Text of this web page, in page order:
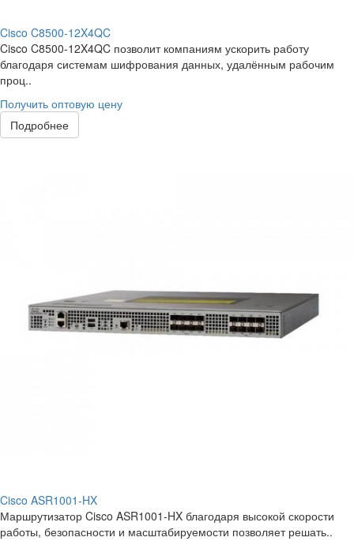
Cisco C8500-12X4QC
Cisco C8500-12X4QC позволит компаниям ускорить работу
благодаря системам шифрования данных, удалённым рабочим
проц..
Получить оптовую цену
Подробнее
Cisco ASR1001-HX
Маршрутизатор Cisco ASR1001-HX благодаря высокой скорости
работы, безопасности и масштабируемости позволяет решать..